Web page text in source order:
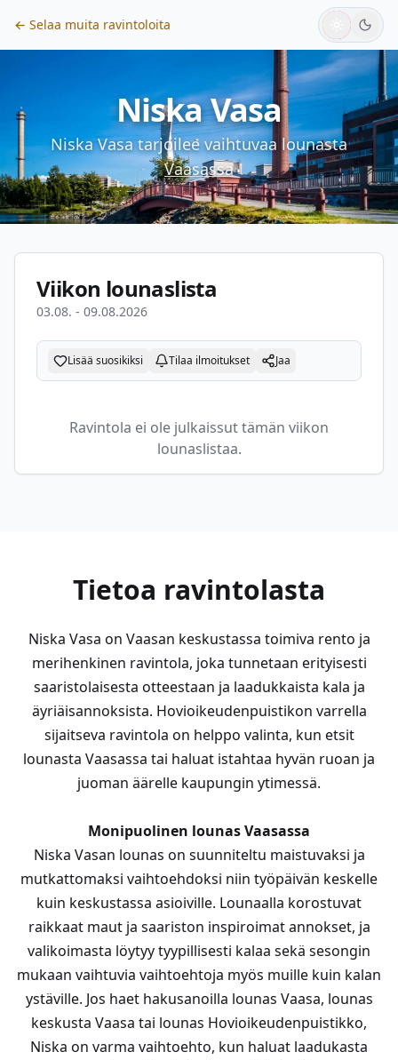
← Selaa muita ravintoloita
Niska Vasa
Niska Vasatarjoilee vaihtuvaa lounasta
Vaasassa
Viikon lounaslista
03.08. - 09.08.2026
Lisää suosikiksi Tilaa ilmoitukset Jaa
Ravintola ei ole julkaissut tämän viikon
lounaslistaa.
Tietoa ravintolasta
Niska Vasa on Vaasan keskustassa toimiva rento ja
merihenkinen ravintola, joka tunnetaan erityisesti
saaristolaisesta otteestaan ja laadukkaista kala ja
äyriäisannoksista. Hovioikeudenpuistikon varrella
sijaitseva ravintola on helppo valinta, kun etsit
lounasta Vaasassa tai haluat istahtaa hyvän ruoan ja
juoman äärelle kaupungin ytimessä.
Monipuolinen lounas Vaasassa
Niska Vasan lounas on suunniteltu maistuvaksi ja
mutkattomaksi vaihtoehdoksi niin työpäivän keskelle
kuin keskustassa asioiville. Lounaalla korostuvat
raikkaat maut ja saariston inspiroimat annokset, ja
valikoimasta löytyy tyypillisesti kalaa sekä sesongin
mukaan vaihtuvia vaihtoehtoja myös muille kuin kalan
ystäville. Jos haet hakusanoilla lounas Vaasa, lounas
keskusta Vaasa tai lounas Hovioikeudenpuistikko,
Niska on varma vaihtoehto, kun haluat laadukasta